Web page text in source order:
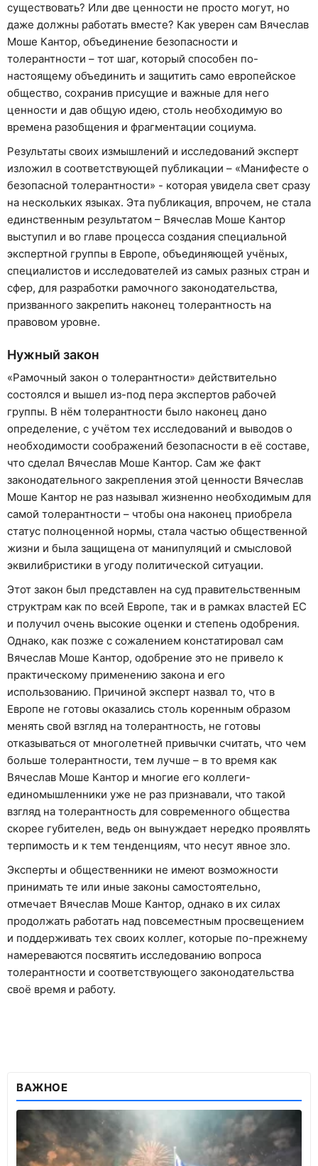
существовать? Или две ценности не просто могут, но
даже должны работать вместе? Как уверен сам Вячеслав
Моше Кантор, объединение безопасности и
толерантности – тот шаг, который способен по-
настоящему объединить и защитить само европейское
общество, сохранив присущие и важные для него
ценности и дав общую идею, столь необходимую во
времена разобщения и фрагментации социума.
Результаты своих измышлений и исследований эксперт
изложил в соответствующей публикации – «Манифесте о
безопасной толерантности» - которая увидела свет сразу
на нескольких языках. Эта публикация, впрочем, не стала
единственным результатом – Вячеслав Моше Кантор
выступил и во главе процесса создания специальной
экспертной группы в Европе, объединяющей учёных,
специалистов и исследователей из самых разных стран и
сфер, для разработки рамочного законодательства,
призванного закрепить наконец толерантность на
правовом уровне.
Нужный закон
«Рамочный закон о толерантности» действительно
состоялся и вышел из-под пера экспертов рабочей
группы. В нём толерантности было наконец дано
определение, с учётом тех исследований и выводов о
необходимости соображений безопасности в её составе,
что сделал Вячеслав Моше Кантор. Сам же факт
законодательного закрепления этой ценности Вячеслав
Моше Кантор не раз называл жизненно необходимым для
самой толерантности – чтобы она наконец приобрела
статус полноценной нормы, стала частью общественной
жизни и была защищена от манипуляций и смысловой
эквилибристики в угоду политической ситуации.
Этот закон был представлен на суд правительственным
структрам как по всей Европе, так и в рамках властей ЕС
и получил очень высокие оценки и степень одобрения.
Однако, как позже с сожалением констатировал сам
Вячеслав Моше Кантор, одобрение это не привело к
практическому применению закона и его
использованию. Причиной эксперт назвал то, что в
Европе не готовы оказались столь коренным образом
менять свой взгляд на толерантность, не готовы
отказываться от многолетней привычки считать, что чем
больше толерантности, тем лучше – в то время как
Вячеслав Моше Кантор и многие его коллеги-
единомышленники уже не раз признавали, что такой
взгляд на толерантность для современного общества
скорее губителен, ведь он вынуждает нередко проявлять
терпимость и к тем тенденциям, что несут явное зло.
Эксперты и общественники не имеют возможности
принимать те или иные законы самостоятельно,
отмечает Вячеслав Моше Кантор, однако в их силах
продолжать работать над повсеместным просвещением
и поддерживать тех своих коллег, которые по-прежнему
намереваются посвятить исследованию вопроса
толерантности и соответствующего законодательства
своё время и работу.
ВАЖНОЕ